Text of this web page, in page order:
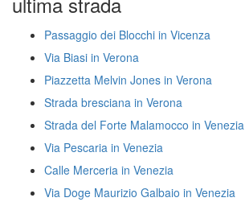
Passaggio dei Blocchi in Vicenza
Via Biasi in Verona
Piazzetta Melvin Jones in Verona
Strada bresciana in Verona
Strada del Forte Malamocco in Venezia
Via Pescaria in Venezia
Calle Merceria in Venezia
Via Doge Maurizio Galbaio in Venezia